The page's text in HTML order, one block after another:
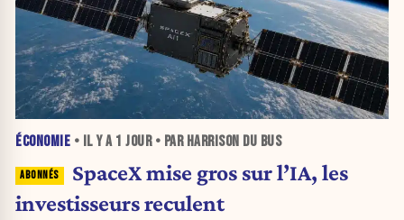
ÉCONOMIE • IL Y A 1 JOUR• PAR HARRISON DU BUS
SpaceX mise gros sur l’IA, les
investisseurs reculent